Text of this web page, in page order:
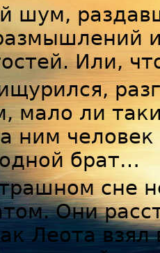
шум,
Или,
мало ли
ним
брат…
сне
Они
Леота